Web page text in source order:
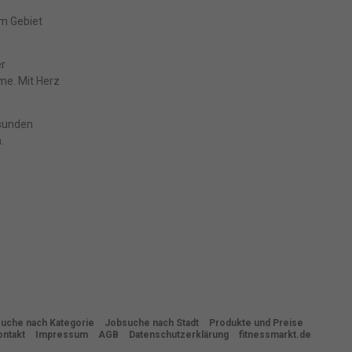
Gebiet
Mit Herz
nach Kategorie Jobsuche nach Stadt
Produkte und Preise
Impressum AGB Datenschutzerklärung fitnessmarkt.de